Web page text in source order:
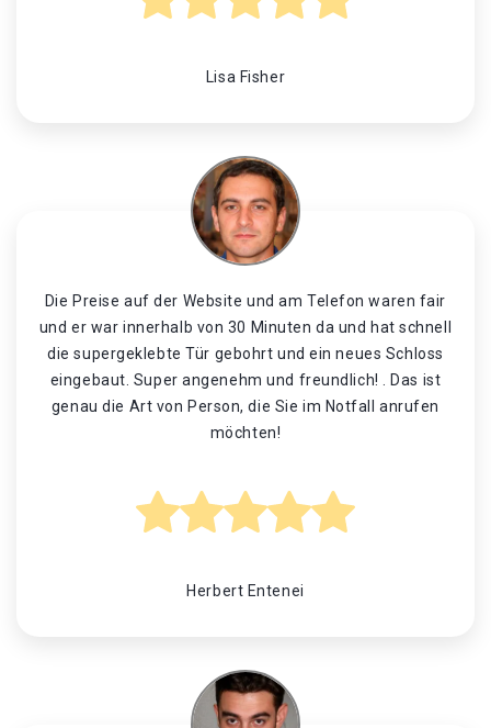
Lisa Fisher
Die Preise auf der Website und am Telefon waren fair
und er war innerhalb von 30 Minuten da und hat schnell
die supergeklebte Tür gebohrt und ein neues Schloss
eingebaut. Super angenehm und freundlich! . Das ist
genau die Art von Person, die Sie im Notfall anrufen
möchten!
Herbert Entenei